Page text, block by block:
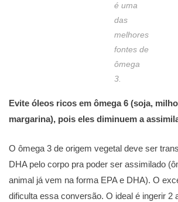
é uma
das
melhores
fontes de
ômega
3.
Evite óleos ricos em ômega 6 (soja,
margarina), pois eles diminuem a
O ômega 3 de origem vegetal deve ser
DHA pelo corpo pra poder ser assimilado
animal já vem na forma EPA e DHA). O
dificulta essa conversão. O ideal é ingerir 2